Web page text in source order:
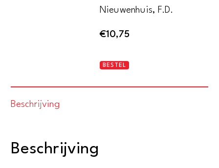
Nieuwenhuis, F.D.
€10,75
Enige
BESTEL
Beschrijving
Beschrijving